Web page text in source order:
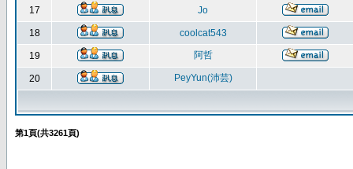
17 Jo
18 coolcat543
19 阿哲
20 PeyYun(沛芸)
第1頁(共3261頁)